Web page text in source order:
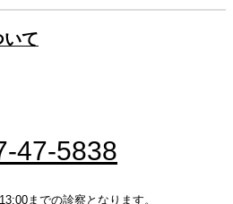
て
47-5838
までの診察となります。